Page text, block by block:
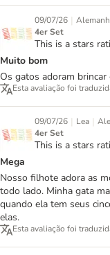
09/07/26 |
4er Set
This is a stars
Muito bom
Os gatos adoram brincar
Esta avaliação foi
09/07/26 | Lea |
4er Set
This is a stars
Mega
Nosso filhote adora as
todo lado. Minha gata
quando ela tem seus
elas.
Esta avaliação foi